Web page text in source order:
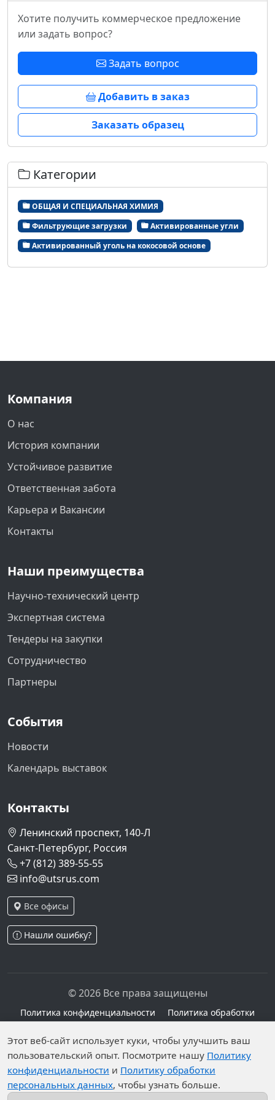
Хотите получить коммерческое предложение
или задать вопрос?
Задать вопрос
Добавить в заказ
Заказать образец
Категории
ОБЩАЯ И СПЕЦИАЛЬНАЯ ХИМИЯ
Фильтрующие загрузки
Активированные угли
Активированный уголь на кокосовой основе
Компания
О нас
История компании
Устойчивое развитие
Ответственная забота
Карьера и Вакансии
Контакты
Наши преимущества
Научно-технический центр
Экспертная система
Тендеры на закупки
Сотрудничество
Партнеры
События
Новости
Календарь выставок
Контакты
Ленинский проспект, 140-Л
Санкт-Петербург, Россия
+7 (812) 389-55-55
info@utsrus.com
Все офисы
Нашли ошибку?
© 2026 Все права защищены
Политика конфиденциальности
Политика обработки
персональных данных
Персональные данные опубликованы на сайте при
наличии правовых оснований в соответствии с ч.1
ст.6 и ст.10.1 152-ФЗ. Субъектами установлены
запреты на обработку неограниченных кругом лиц
Этот веб-сайт использует куки, чтобы улучшить ваш
пользовательский опыт. Посмотрите нашу Политику
конфиденциальности и Политику обработки
персональных данных, чтобы узнать больше.